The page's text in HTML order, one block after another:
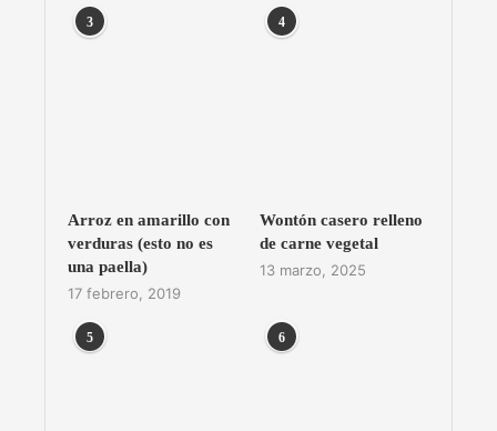
3
Arroz en amarillo con
verduras (esto no es
una paella)
17 febrero, 2019
4
Wontón casero relleno
de carne vegetal
13 marzo, 2025
5 6